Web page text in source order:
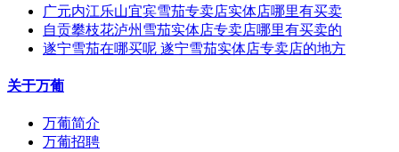
广元内江乐山宜宾雪茄专卖店实体店哪里有买卖
自贡攀枝花泸州雪茄实体店专卖店哪里有买卖的
遂宁雪茄在哪买呢 遂宁雪茄实体店专卖店的地方
关于万葡
万葡简介
万葡招聘